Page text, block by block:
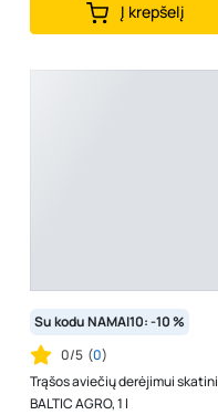
Į krepšelį
Su kodu NAMAI10: -10 %
0/5 (0)
Trąšos aviečių derėjimui skatini
BALTIC AGRO, 1 l